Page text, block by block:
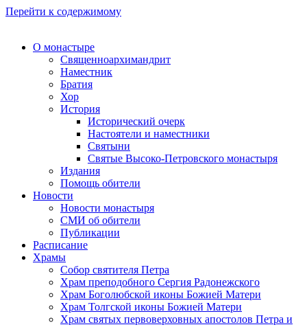
Перейти к содержимому
О монастыре
Священноархимандрит
Наместник
Братия
Хор
История
Исторический очерк
Настоятели и наместники
Святыни
Святые Высоко-Петровского монастыря
Издания
Помощь обители
Новости
Новости монастыря
СМИ об обители
Публикации
Расписание
Храмы
Собор святителя Петра
Храм преподобного Сергия Радонежского
Храм Боголюбской иконы Божией Матери
Храм Толгской иконы Божией Матери
Храм святых первоверховных апостолов Петра и